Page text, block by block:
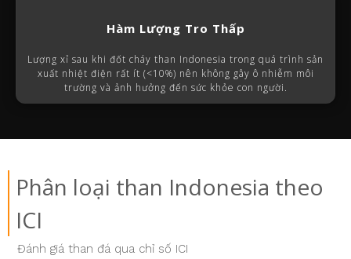
Hàm Lượng Tro Thấp
Lượng xỉ sau khi đốt cháy than Indonesia trong quá trình sản
xuất nhiệt điện rất ít (<10%) nên không gây ô nhiễm môi
trường và ảnh hưởng đến sức khỏe con người.
Phân loại than Indonesia theo
ICI
Đánh giá than đá qua chỉ số ICI